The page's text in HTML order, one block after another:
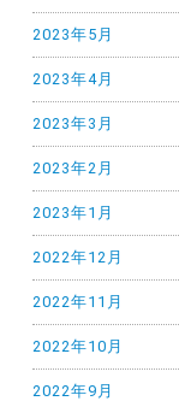
2023年5月
2023年4月
2023年3月
2023年2月
2023年1月
2022年12月
2022年11月
2022年10月
2022年9月